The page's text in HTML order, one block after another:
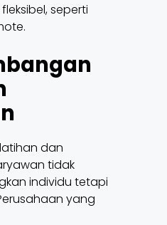
seperti
dan
tidak
individu tetapi
yang